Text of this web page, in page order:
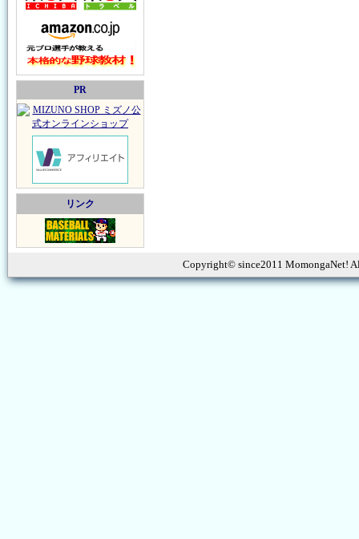
PR
リンク
Copyright© since2011 MomongaNet!